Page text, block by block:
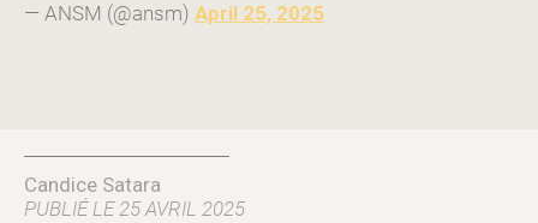
— ANSM (@ansm) April 25, 2025
Candice Satara
PUBLIÉ LE 25 AVRIL 2025